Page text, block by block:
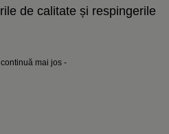
de calitate și respingerile
mai jos -